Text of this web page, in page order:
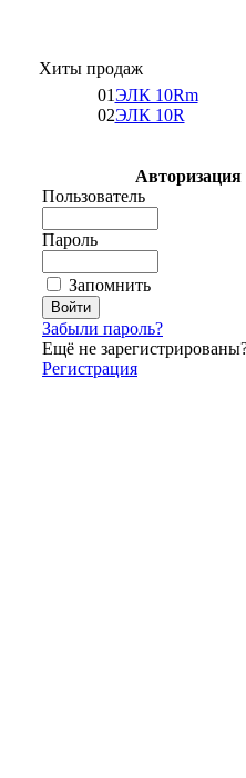
Хиты продаж
01ЭЛК 10Rm
02ЭЛК 10R
Авторизация
Пользователь
Пароль
Запомнить
Забыли пароль?
Ещё не
Регистрация